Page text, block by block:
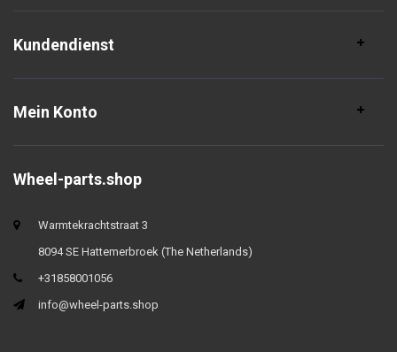
Kundendienst
Mein Konto
Wheel-parts.shop
Warmtekrachtstraat 3
8094 SE Hattemerbroek (The Netherlands)
+31858001056
info@wheel-parts.shop